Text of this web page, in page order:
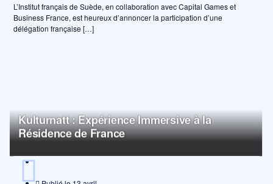
L’Institut français de Suède, en collaboration avec Capital Games et
Business France, est heureux d’annoncer la participation d’une
délégation française […]
Kulturnatt : Expérience Immersive à la
Résidence de France